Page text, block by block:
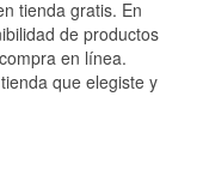
tienda gratis. En
de productos
en línea.
que elegiste y